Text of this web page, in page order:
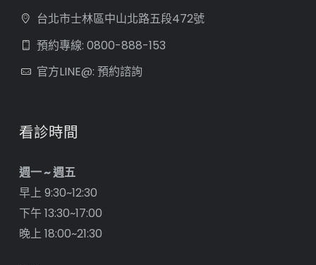
台北市士林區中山北路五段472號
預約專線: 0800-888-153
官方LINE@: 預約諮詢
看診時間
週一 ~ 週五
早上 9:30~12:30
下午 13:30~17:00
晚上 18:00~21:30